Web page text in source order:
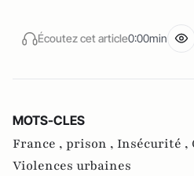
Écoutez cet article0:00min
MOTS-CLES
France , prison , Insécurité ,
Violences urbaines